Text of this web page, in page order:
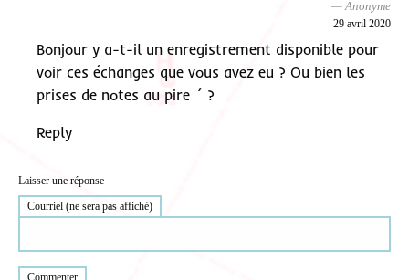
Anonyme
29 avril 2020
Bonjour y a-t-il un enregistrement disponible pour
voir ces échanges que vous avez eu ? Ou bien les
prises de notes au pire ´ ?
Reply
Laisser une réponse
Courriel (ne sera pas affiché)
Commenter